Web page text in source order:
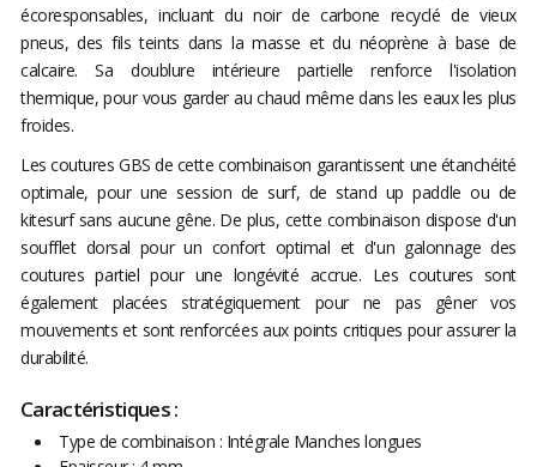
écoresponsables, incluant du noir de carbone recyclé de vieux
pneus, des fils teints dans la masse et du néoprène à base de
calcaire. Sa doublure intérieure partielle renforce l'isolation
thermique, pour vous garder au chaud même dans les eaux les plus
froides.
Les coutures GBS de cette combinaison garantissent une étanchéité
optimale, pour une session de surf, de stand up paddle ou de
kitesurf sans aucune gêne. De plus, cette combinaison dispose d'un
soufflet dorsal pour un confort optimal et d'un galonnage des
coutures partiel pour une longévité accrue. Les coutures sont
également placées stratégiquement pour ne pas gêner vos
mouvements et sont renforcées aux points critiques pour assurer la
durabilité.
Caractéristiques :
Type de combinaison : Intégrale Manches longues